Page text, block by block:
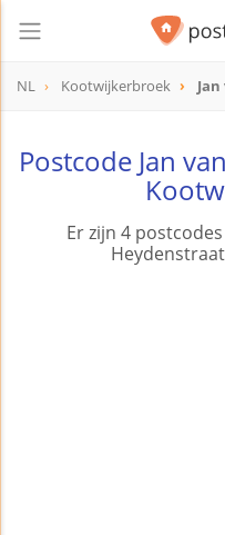
NL Kootwijkerbroek
Postcode Jan
Er zijn 4